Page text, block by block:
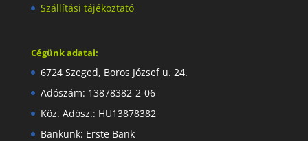
Szállítási tájékoztató
Cégünk adatai:
6724 Szeged, Boros József u. 24.
Adószám: 13878382-2-06
Köz. Adósz.: HU13878382
Bankunk: Erste Bank